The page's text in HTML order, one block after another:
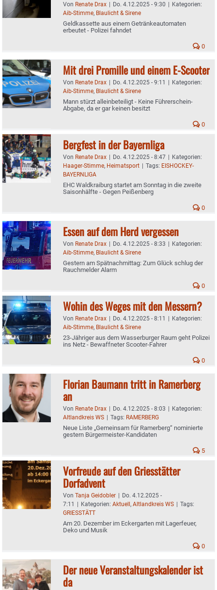
Von Renate Drax | Do. 4.12.2025 - 9:30 | Kategorien:
Aib-Stimme, Blaulicht & Sirene
Geldkassette aus einem Getränkeautomaten
erbeutet - Polizei fahndet
0
Mit drei Promille und einem E-Scooter
Von Renate Drax | Do. 4.12.2025 - 9:11 | Kategorien:
Aib-Stimme, Blaulicht & Sirene
Mann stürzt alleinbeteiligt - Keine Führerschein-
Abgabe, da er gar keinen besitzt
0
Bergfest in der Bayernliga
Von Renate Drax | Do. 4.12.2025 - 8:47 | Kategorien:
Haager-Stimme, Heimatsport | Tags: EISHOCKEY-
BAYERNLIGA
EHC Waldkraiburg startet am Sonntag in die zweite
Saisonhälfte - Gegen Peißenberg
0
Essen auf dem Herd vergessen
Von Renate Drax | Do. 4.12.2025 - 8:33 | Kategorien:
Aib-Stimme, Blaulicht & Sirene
Gestern am Spätnachmittag: Zum Glück schlug der
Rauchmelder Alarm
0
Wohin des Weges mit den Messern?
Von Renate Drax | Do. 4.12.2025 - 8:11 | Kategorien:
Aib-Stimme, Blaulicht & Sirene
23-Jähriger aus dem Wasserburger Raum geht Polizei
ins Netz - Bewaffneter Scooter-Fahrer
0
Florian Baumann tritt in Ramerberg
an
Von Renate Drax | Do. 4.12.2025 - 8:03 | Kategorien:
Altlandkreis WS | Tags: RAMERBERG
Neue Liste „Gemeinsam für Ramerberg“ nominierte
gestern Bürgermeister-Kandidaten
5
Vorfreude auf den Griesstätter
Dorfadvent
Von Tanja Geidobler | Do. 4.12.2025 -
7:11 | Kategorien: Aktuell, Altlandkreis WS | Tags:
GRIESSTÄTT
Am 20. Dezember im Eckergarten mit Lagerfeuer,
Deko und Musik
0
Der neue Veranstaltungskalender ist
da